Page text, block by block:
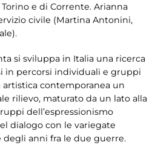
e di Corrente. Arianna
civile (Martina Antonini,
si sviluppa in Italia una ricerca
in percorsi individuali e gruppi
contemporanea un
rilievo, maturato da un lato alla
dell’espressionismo
dialogo con le variegate
anni fra le due guerre.